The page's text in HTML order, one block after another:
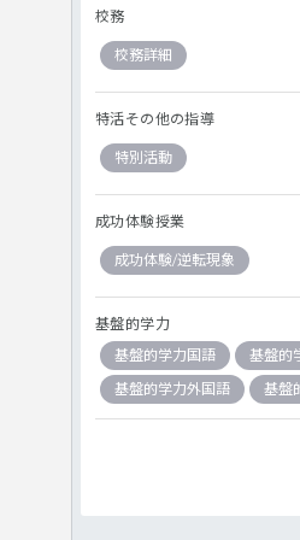
校務
校務詳細
特活その他の指導
特別活動
成功体験授業
成功体験/逆転現象
基盤的学力
基盤的学力国語
基盤的
基盤的学力外国語
基盤